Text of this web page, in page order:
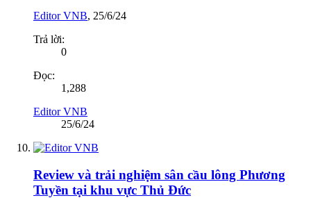
Editor VNB, 25/6/24
Trả lời:
0
Đọc:
1,288
Editor VNB
25/6/24
Review và trải nghiệm sân cầu lông Phương
Tuyền tại khu vực Thủ Đức